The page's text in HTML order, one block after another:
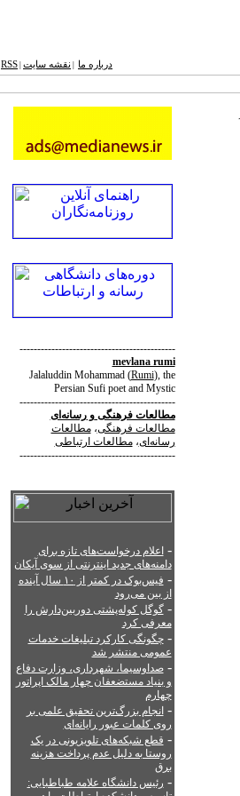
درباره ما نقشه ‌سایت RSS
--------------------------------------------
mevlana rumi
Jalaluddin Mohammad(Rumi), the
Persian Sufi poet and Mystic
--------------------------------------------
مطالعات فرهنگیورسانه‌ای
مطالعات فرهنگی،مطالعات
رسانه‌ای،مطالعات ارتباطی
--------------------------------------------
- اعلام درخواست‌های تازه برای
دامنه‌های جدید اینترنتی از سوی آیکان
-
فیس‌بوک در کمتر از ۱۰ سال آینده
از بین می‌رود
-گوگل کوله‌پشتی دوربین‌دارش را
معرفی کرد
-چگونگی کارکرد تبلیغات خدمات
عمومی منتشر شد
-صداوسیما، شهرداری، وزارت دفاع
و بنیاد مستضعفان چهار مالک اپراتور
چهارم
-انجام بزرگ‌ترین تحقیق علمی بر
روی کلمات عبور رایانه‌ای
- قطع شبکه‌های تلویزیونی در یک
روستا به دلیل عدم پرداخت هزینه
برق
- رئیس دانشگاه علامه طباطبایی: